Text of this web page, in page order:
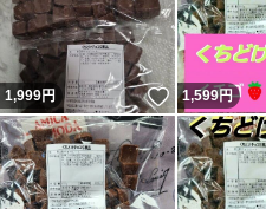
1,999円 いいね！
1,599円